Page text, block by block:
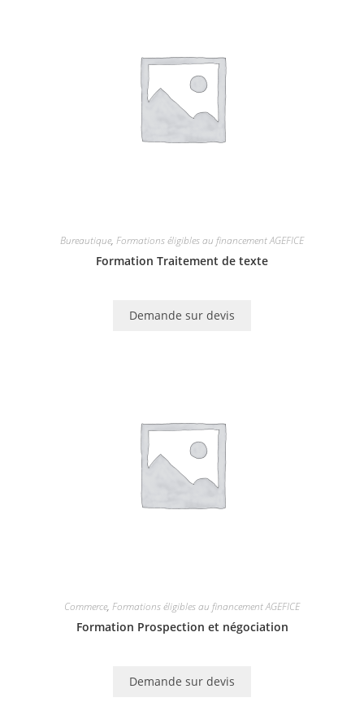
Bureautique, Formations éligibles au financement AGEFICE
Formation Traitement de texte
Demande sur devis
Commerce, Formations éligibles au financement AGEFICE
Formation Prospection et négociation
Demande sur devis